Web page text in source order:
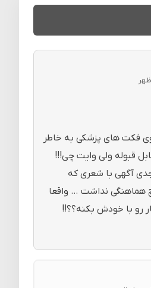
فکت های پزشکی به خاطر
قبوله ولی وایت چی!!!
آگهی با شعری که
نداشت … واقعا
رو با خودش بکنه؟؟!!